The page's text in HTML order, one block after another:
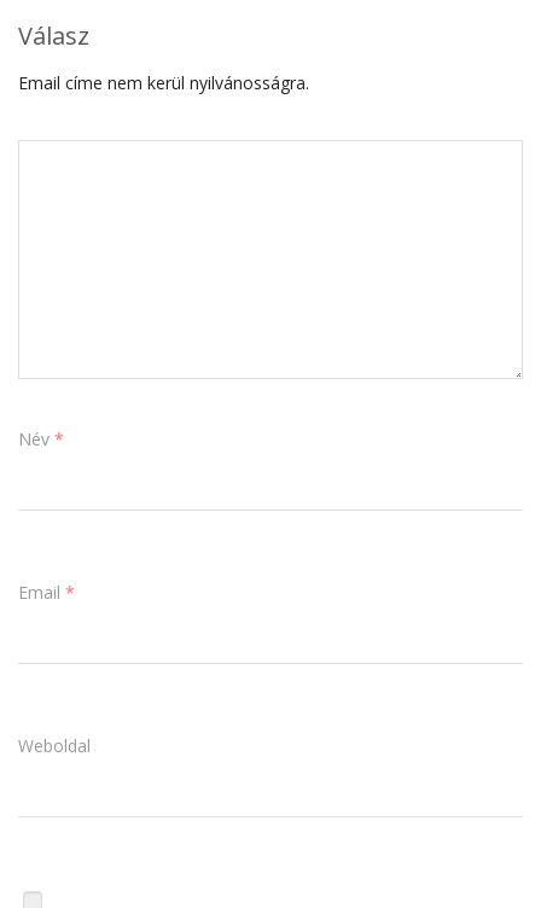
Válasz
Email címe nem kerül nyilvánosságra.
Név *
Email *
Weboldal